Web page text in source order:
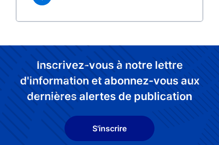
Inscrivez-vous à notre lettre
d'information et abonnez-vous aux
dernières alertes de publication
S'inscrire